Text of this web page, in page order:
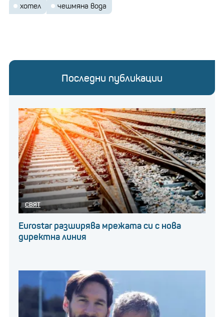
хотел
чешмяна вода
Последни публикации
СВЯТ
Eurostar разширява мрежата си с нова
директна линия